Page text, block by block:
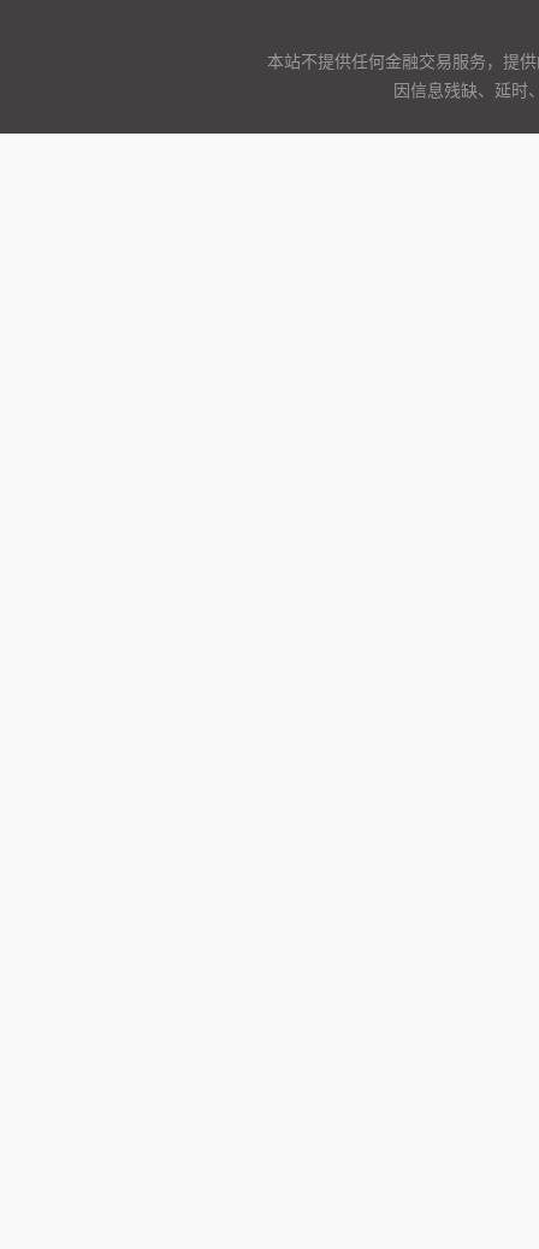
本站不提供任何金融交易服务，提
因信息残缺、延时